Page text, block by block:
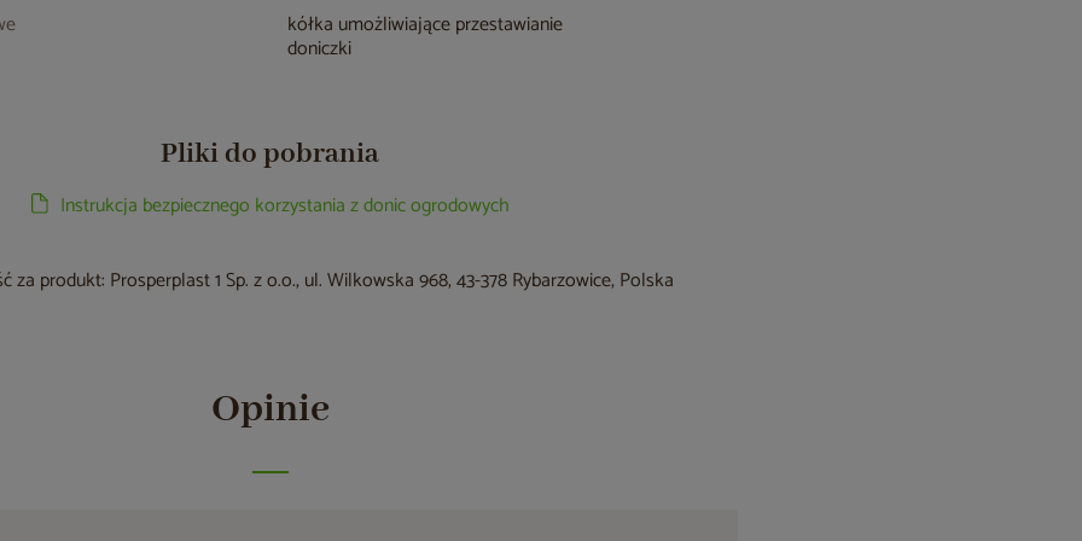
kółka umożliwiające przestawianie
doniczki
Pliki do pobrania
Instrukcja bezpiecznego korzystania z donic ogrodowych
za produkt: Prosperplast 1 Sp. z o.o., ul. Wilkowska 968, 43-378 Rybarzowice, Polska
Opinie